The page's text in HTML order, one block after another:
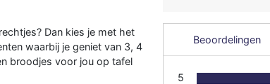
Dan kies je met het
waarbij je geniet van 3, 4
broodjes voor jou op tafel
Beoordelingen
5